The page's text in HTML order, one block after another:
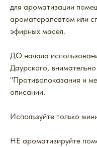
для ароматизации
ароматерапевтом или
эфирных масел.
ДО начала
Даурского, внимательно
"Противопоказания и
описании.
Используйте только
НЕ ароматизируйте